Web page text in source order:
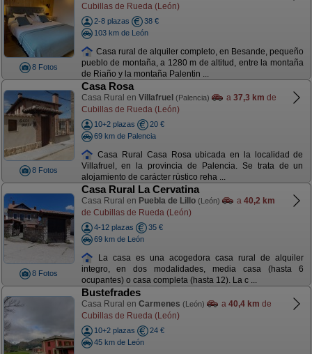
8 Fotos
Cubillas de Rueda (León)
2-8 plazas
38 €
103 km de León
Casa rural de alquiler completo, en Besande, pequeño
pueblo de montaña, a 1280 m de altitud, entre la montaña
de Riaño y la montaña Palentin ...
8 Fotos
Casa Rosa
Casa Rural en Villafruel (Palencia) a 37,3 km de
Cubillas de Rueda (León)
10+2 plazas
20 €
69 km de Palencia
Casa Rural Casa Rosa ubicada en la localidad de
Villafruel, en la provincia de Palencia. Se trata de un
alojamiento de carácter rústico reha ...
8 Fotos
Casa Rural La Cervatina
Casa Rural en Puebla de Lillo (León) a 40,2 km
de Cubillas de Rueda (León)
4-12 plazas
35 €
69 km de León
La casa es una acogedora casa rural de alquiler
integro, en dos modalidades, media casa (hasta 6
ocupantes) o casa completa (hasta 12). La c ...
Bustefrades
Casa Rural en Carmenes (León) a 40,4 km de
Cubillas de Rueda (León)
10+2 plazas
24 €
45 km de León